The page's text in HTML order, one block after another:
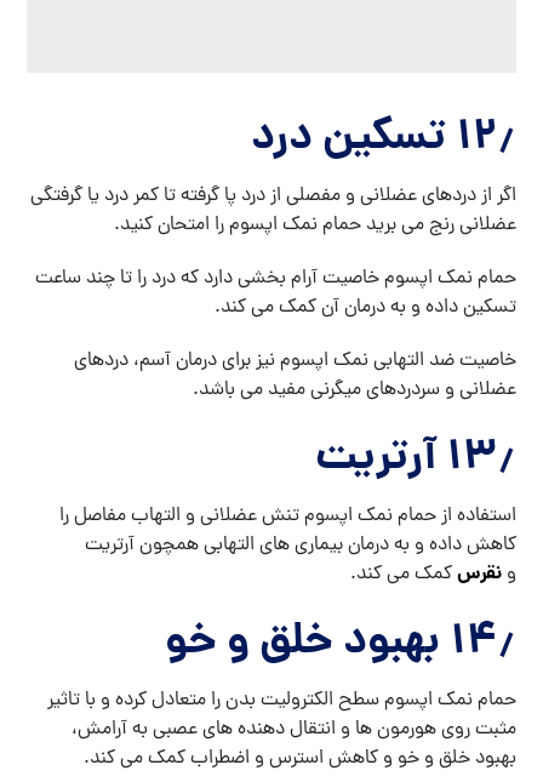
۱۲٫ تسکین درد
اگر از دردهای عضلانی و مفصلی از درد پا گرفته تا کمر درد یا گرفتگی
عضلانی رنج می برید حمام نمک اپسوم را امتحان کنید.
حمام نمک اپسوم خاصیت آرام بخشی دارد که درد را تا چند ساعت
تسکین داده و به درمان آن کمک می کند.
خاصیت ضد التهابی نمک اپسوم نیز برای درمان آسم، دردهای
عضلانی و سردردهای میگرنی مفید می باشد.
۱۳٫ آرتریت
استفاده از حمام نمک اپسوم تنش عضلانی و التهاب مفاصل را
کاهش داده و به درمان بیماری های التهابی همچون آرتریت
ونقرسکمک می کند.
۱۴٫ بهبود خلق و خو
حمام نمک اپسوم سطح الکترولیت بدن را متعادل کرده و با تاثیر
مثبت روی هورمون ها و انتقال دهنده های عصبی به آرامش،
بهبود خلق و خو و کاهش استرس و اضطراب کمک می کند.